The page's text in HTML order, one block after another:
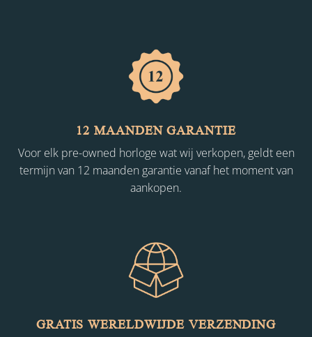
12 MAANDEN GARANTIE
Voor elk pre-owned horloge wat wij verkopen, geldt een
termijn van 12 maanden garantie vanaf het moment van
aankopen.
GRATIS WERELDWIJDE VERZENDING